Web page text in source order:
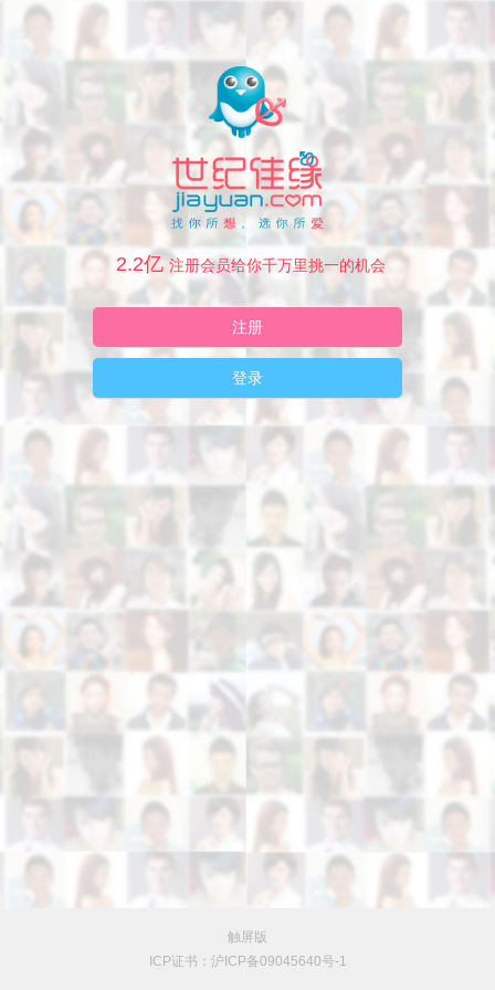
2.2亿 注册会员给你千万里挑一的机会
注册
登录
触屏版
ICP证书：沪ICP备09045640号-1